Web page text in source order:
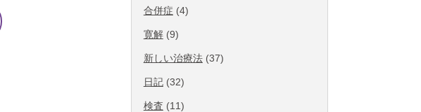
合併症 (4)
寛解(9)
新しい治療法(37)
日記(32)
検査 (11)